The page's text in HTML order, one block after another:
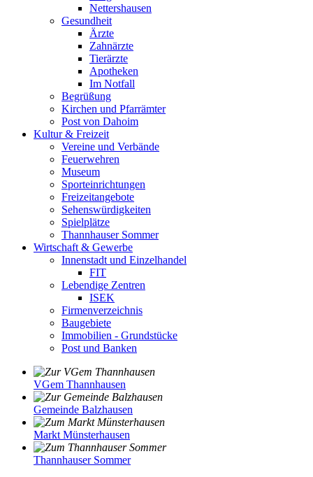
Nettershausen
Gesundheit
Ärzte
Zahnärzte
Tierärzte
Apotheken
Im Notfall
Begrüßung
Kirchen und Pfarrämter
Post von Dahoim
Kultur & Freizeit
Vereine und Verbände
Feuerwehren
Museum
Sporteinrichtungen
Freizeitangebote
Sehenswürdigkeiten
Spielplätze
Thannhauser Sommer
Wirtschaft & Gewerbe
Innenstadt und Einzelhandel
FIT
Lebendige Zentren
ISEK
Firmenverzeichnis
Baugebiete
Immobilien - Grundstücke
Post und Banken
VGem Thannhausen
Gemeinde Balzhausen
Markt Münsterhausen
Thannhauser Sommer